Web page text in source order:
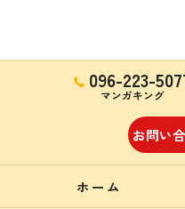
096-223-
マンガキング
お問い
ホーム